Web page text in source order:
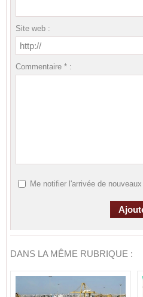
Site web :
Commentaire * :
Me notifier l'arrivée de
DANS LA MÊME RUBRIQUE :